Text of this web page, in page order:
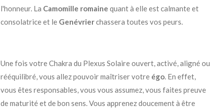
l'honneur. La Camomille romaine quant à elle est calmante et
consolatrice et le Genévrierchassera toutes vos peurs.
Une fois votre Chakra du Plexus Solaire ouvert, activé, aligné ou
rééquilibré, vous allez pouvoir maîtriser votre égo. En effet,
vous êtes responsables, vous vous assumez, vous faites preuve
de maturité et de bon sens. Vous apprenez doucement à être